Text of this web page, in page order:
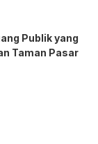
Publik yang
Taman Pasar